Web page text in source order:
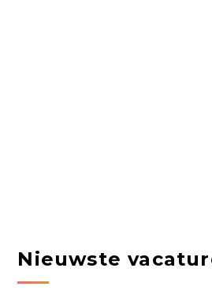
Nieuwste